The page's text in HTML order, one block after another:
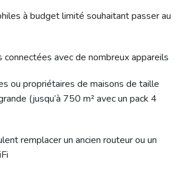
à budget limité souhaitant passer au
connectées avec de nombreux appareils
ou propriétaires de maisons de taille
(jusqu’à 750 m² avec un pack 4
remplacer un ancien routeur ou un